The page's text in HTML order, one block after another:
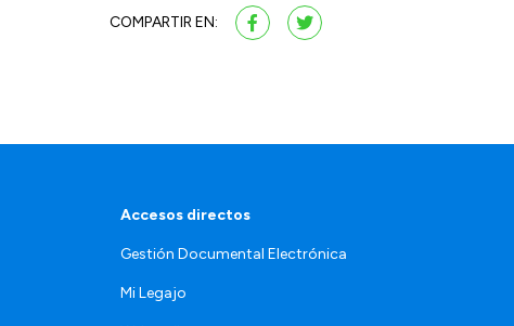
COMPARTIR EN:
Accesos directos
Gestión Documental Electrónica
Mi Legajo